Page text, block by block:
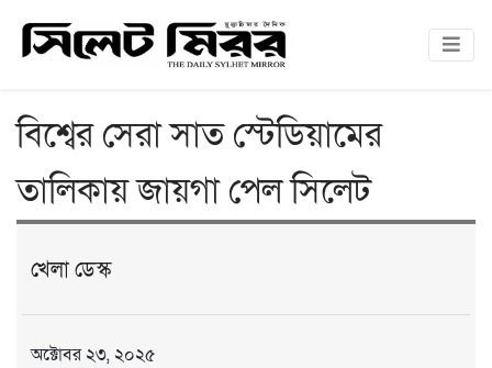
বিশ্বের সেরা সাত স্টেডিয়ামের
তালিকায় জায়গা পেল সিলেট
খেলা ডেস্ক
অক্টোবর ২৩, ২০২৫